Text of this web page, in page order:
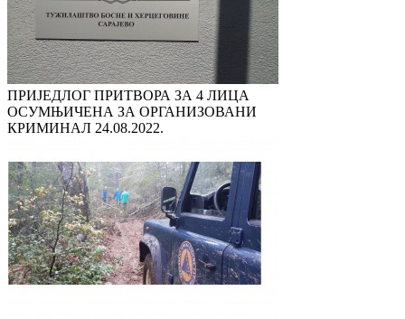
ПРИЈЕДЛОГ ПРИТВОРА ЗА 4 ЛИЦА
ОСУМЊИЧЕНА ЗА ОРГАНИЗОВАНИ
КРИМИНАЛ 24.08.2022.